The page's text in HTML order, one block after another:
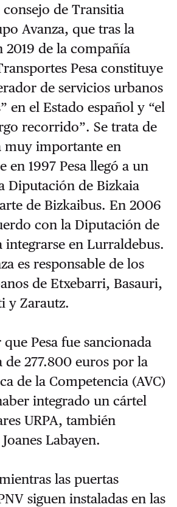
consejo de Transitia
Avanza, que tras la
2019 de la compañía
Pesa constituye
de servicios urbanos
en el Estado español y “el
recorrido”. Se trata de
muy importante en
en 1997 Pesa llegó a un
Diputación de Bizkaia
de Bizkaibus. En 2006
con la Diputación de
integrarse en Lurraldebus.
es responsable de los
de Etxebarri, Basauri,
y Zarautz.
Pesa fue sancionada
277.800 euros por la
de la Competencia (AVC)
integrado un cártel
URPA, también
Labayen.
las puertas
siguen instaladas en las